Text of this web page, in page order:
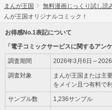
まんが王国 無料漫画じっくり試し読
んが王国オリジナルコミック！
お得感No.1表記について
「電子コミックサービスに関するアンケ
調査期間 2026年3月6日～
調査対象
まんが王国または主
をメイン且つ有料で
サンプル数 1,236サンプル